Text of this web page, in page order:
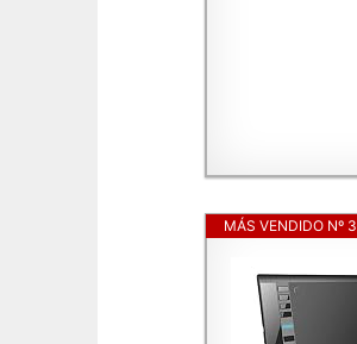
MÁS VENDIDO Nº 3